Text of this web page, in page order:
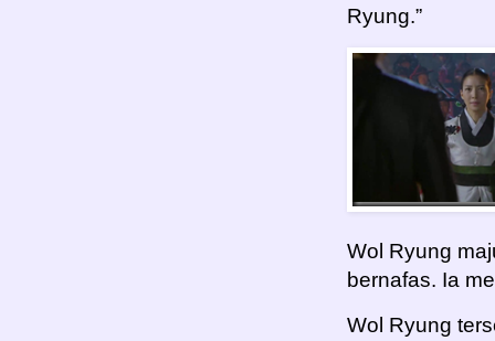
Ryung.”
Wol Ryung
bernafas. Ia
Wol Ryung